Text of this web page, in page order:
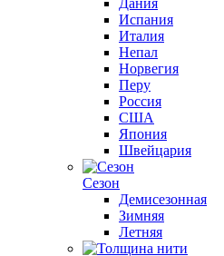
Дания
Испания
Италия
Непал
Норвегия
Перу
Россия
США
Япония
Швейцария
Сезон
Демисезонная
Зимняя
Летняя